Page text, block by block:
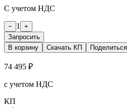
С учетом НДС
− 1
+
Запросить
В корзину
Скачать КП Поделиться
74 495 ₽
с учетом НДС
КП